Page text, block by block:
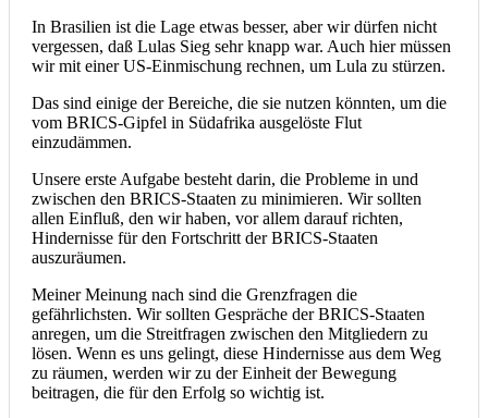
In Brasilien ist die Lage etwas besser, aber wir dürfen nicht
vergessen, daß Lulas Sieg sehr knapp war. Auch hier müssen
wir mit einer US-Einmischung rechnen, um Lula zu stürzen.
Das sind einige der Bereiche, die sie nutzen könnten, um die
vom BRICS-Gipfel in Südafrika ausgelöste Flut
einzudämmen.
Unsere erste Aufgabe besteht darin, die Probleme in und
zwischen den BRICS-Staaten zu minimieren. Wir sollten
allen Einfluß, den wir haben, vor allem darauf richten,
Hindernisse für den Fortschritt der BRICS-Staaten
auszuräumen.
Meiner Meinung nach sind die Grenzfragen die
gefährlichsten. Wir sollten Gespräche der BRICS-Staaten
anregen, um die Streitfragen zwischen den Mitgliedern zu
lösen. Wenn es uns gelingt, diese Hindernisse aus dem Weg
zu räumen, werden wir zu der Einheit der Bewegung
beitragen, die für den Erfolg so wichtig ist.